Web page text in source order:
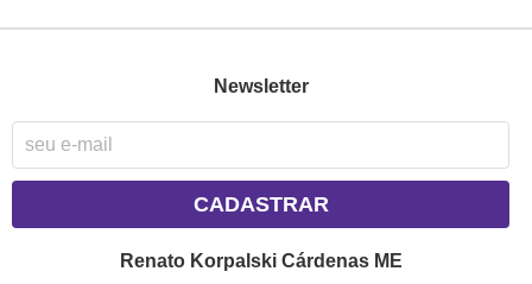
Newsletter
CADASTRAR
Renato Korpalski Cárdenas ME